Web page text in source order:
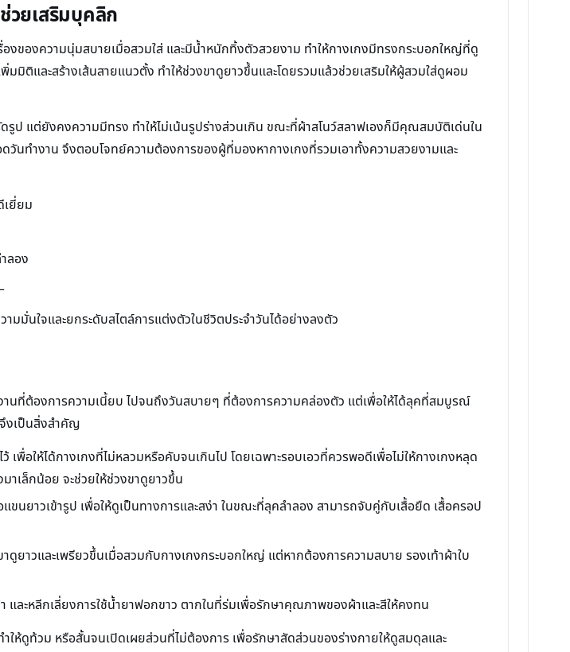
วยเสริมบุคลิก
องของความนุ่มสบายเมื่อสวมใส่ และมีน้ำหนักทิ้งตัวสวยงาม ทำให้กางเกงมีทรงกระบอกใหญ่ที่ดู
ติและสร้างเส้นสายแนวตั้ง ทำให้ช่วงขาดูยาวขึ้นและโดยรวมแล้วช่วยเสริมให้ผู้สวมใส่ดูผอม
รูป แต่ยังคงความมีทรง ทำให้ไม่เน้นรูปร่างส่วนเกิน ขณะที่ผ้าสโนว์สลาฟเองก็มีคุณสมบัติเด่นใน
วันทำงาน จึงตอบโจทย์ความต้องการของผู้ที่มองหากางเกงที่รวมเอาทั้งความสวยงามและ
ยี่ยม
ลอง
มั่นใจและยกระดับสไตล์การแต่งตัวในชีวิตประจำวันได้อย่างลงตัว
นที่ต้องการความเนี้ยบ ไปจนถึงวันสบายๆ ที่ต้องการความคล่องตัว แต่เพื่อให้ได้ลุคที่สมบูรณ์
งเป็นสิ่งสำคัญ
เพื่อให้ได้กางเกงที่ไม่หลวมหรือคับจนเกินไป โดยเฉพาะรอบเอวที่ควรพอดีเพื่อไม่ให้กางเกงหลุด
าเล็กน้อย จะช่วยให้ช่วงขาดูยาวขึ้น
ขนยาวเข้ารูป เพื่อให้ดูเป็นทางการและสง่า ในขณะที่ลุคลำลอง สามารถจับคู่กับเสื้อยืด เสื้อครอป
ดูยาวและเพรียวขึ้นเมื่อสวมกับกางเกงกระบอกใหญ่ แต่หากต้องการความสบาย รองเท้าผ้าใบ
และหลีกเลี่ยงการใช้น้ำยาฟอกขาว ตากในที่ร่มเพื่อรักษาคุณภาพของผ้าและสีให้คงทน
ให้ดูท้วม หรือสั้นจนเปิดเผยส่วนที่ไม่ต้องการ เพื่อรักษาสัดส่วนของร่างกายให้ดูสมดุลและ